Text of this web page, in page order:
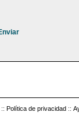
:: Política de privacidad ::